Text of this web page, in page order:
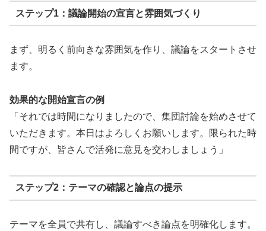
ステップ1：議論開始の宣言と雰囲気づくり
まず、明るく前向きな雰囲気を作り、議論をスタートさせ
ます。
効果的な開始宣言の例
「それでは時間になりましたので、集団討論を始めさせて
いただきます。本日はよろしくお願いします。限られた時
間ですが、皆さんで活発に意見を交わしましょう」
ステップ2：テーマの確認と論点の提示
テーマを全員で共有し、議論すべき論点を明確化します。